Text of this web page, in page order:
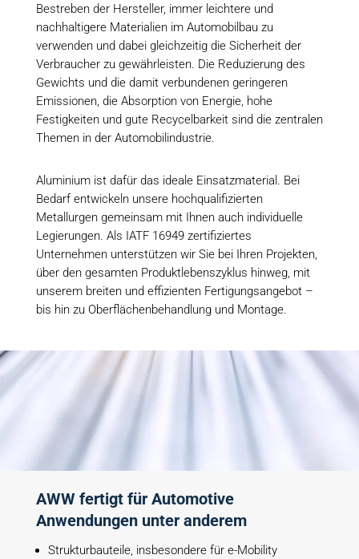
Bestreben der Hersteller, immer leichtere und
nachhaltigere Materialien im Automobilbau zu
verwenden und dabei gleichzeitig die Sicherheit der
Verbraucher zu gewährleisten. Die Reduzierung des
Gewichts und die damit verbundenen geringeren
Emissionen, die Absorption von Energie, hohe
Festigkeiten und gute Recycelbarkeit sind die zentralen
Themen in der Automobilindustrie.
Aluminium ist dafür das ideale Einsatzmaterial. Bei
Bedarf entwickeln unsere hochqualifizierten
Metallurgen gemeinsam mit Ihnen auch individuelle
Legierungen. Als IATF 16949 zertifiziertes
Unternehmen unterstützen wir Sie bei Ihren Projekten,
über den gesamten Produktlebenszyklus hinweg, mit
unserem breiten und effizienten Fertigungsangebot –
bis hin zu Oberflächenbehandlung und Montage.
AWW fertigt für Automotive
Anwendungen unter anderem
Strukturbauteile, insbesondere für e-Mobility